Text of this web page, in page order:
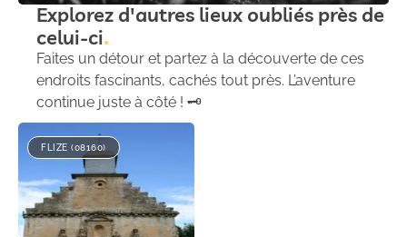
Explorez d'autres lieux oubliés près de
celui-ci
Faites un détour et partez à la découverte de ces
endroits fascinants, cachés tout près. L’aventure
continue juste à côté ! 🗝️
FLIZE (08160)